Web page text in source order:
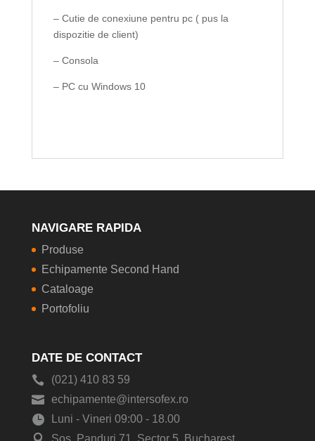
– Cutie de conexiune pentru pc ( pus la
dispozitie de client)
– Consola
– PC cu Windows 10
NAVIGARE RAPIDA
Produse
Echipamente Second Hand
Cataloage
Portofoliu
DATE DE CONTACT
(021) 410 83 59
echipamente@intersofex.ro
Luni - Vineri 09:00 - 18.00